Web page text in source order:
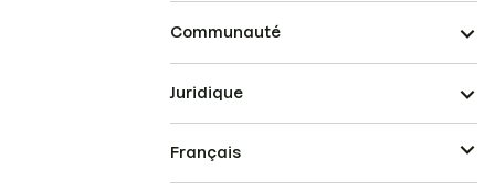
Communauté
Juridique
Français